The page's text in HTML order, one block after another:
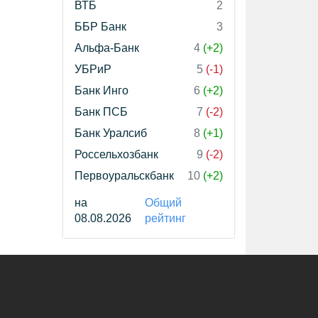
ВТБ
2
ББР Банк
3
Альфа-Банк
4 (+2)
УБРиР
5 (-1)
Банк Инго
6 (+2)
Банк ПСБ
7 (-2)
Банк Уралсиб
8 (+1)
Россельхозбанк
9 (-2)
Первоуральскбанк
10 (+2)
на
08.08.2026
Общий
рейтинг